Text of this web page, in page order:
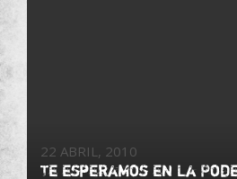
22 ABRIL, 2010
Te esperamos en La